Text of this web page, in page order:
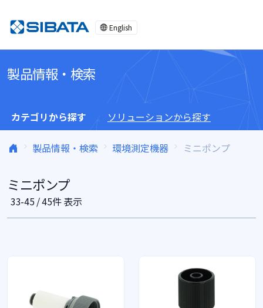
English
製品情報・検索
カテゴリから探す ソリューションから探す
製品情報・検索 環境測定機器 ミニポンプ
ミニポンプ
33-45 / 45件 表示